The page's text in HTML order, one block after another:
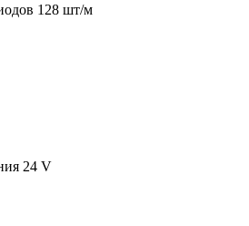
128 шт/м
24 V